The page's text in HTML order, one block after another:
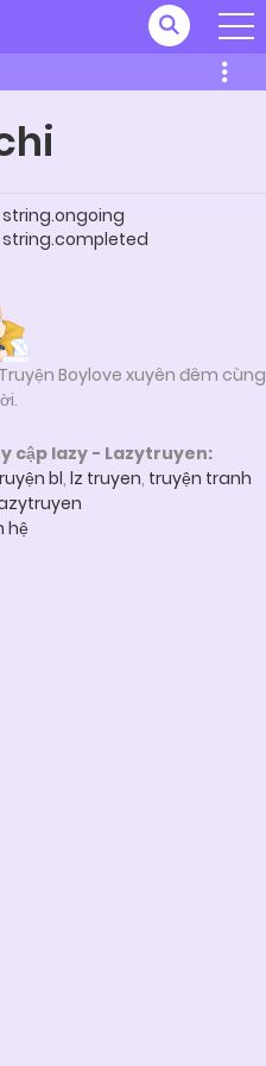
string.ongoing
string.completed
Boylove xuyên đêm cùng
cập lazy - Lazytruyen:
bl, lz truyen, truyện tranh
hệ